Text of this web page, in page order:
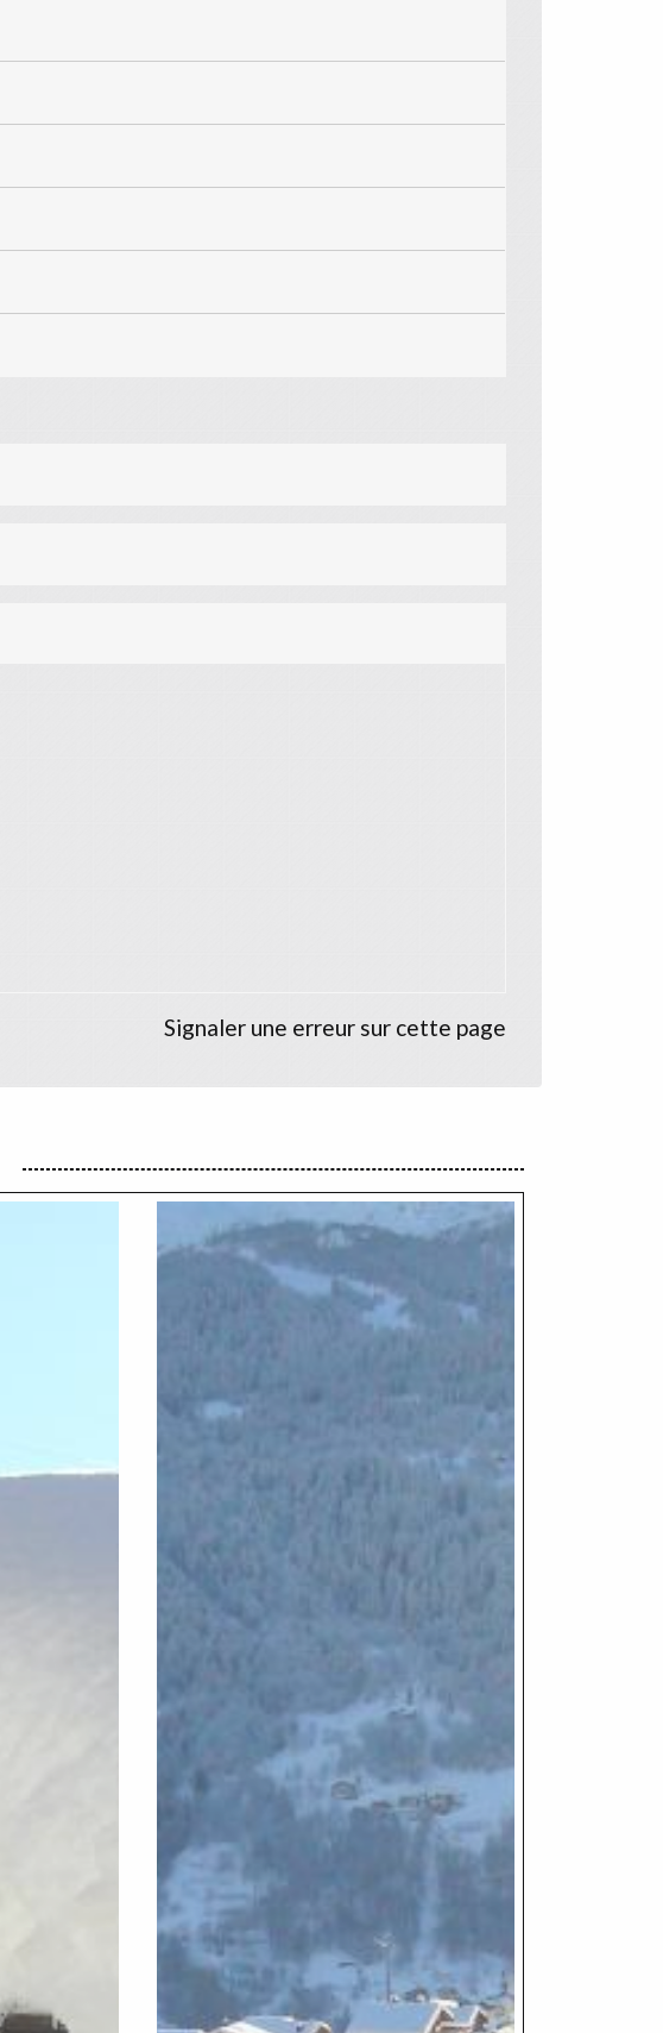
Signaler une erreur sur cette page